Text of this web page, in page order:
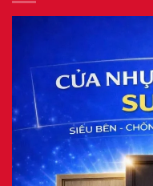
phường
Phú
Thuận